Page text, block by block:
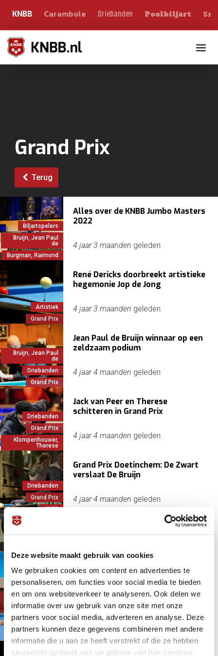
Deze website maakt gebruik van cookies
We gebruiken cookies om content en advertenties te
personaliseren, om functies voor social media te bieden
en om ons websiteverkeer te analyseren. Ook delen we
informatie over uw gebruik van onze site met onze
partners voor social media, adverteren en analyse. Deze
partners kunnen deze gegevens combineren met andere
informatie die u aan ze heeft verstrekt of die ze hebben
verzameld op basis van uw gebruik van hun services.
KNBB Carambole Driebanden Poolbiljart
Grand Prix
Terug
Biljartspelers
Bruijn, Jean Paul
de
Burgman, Raimond
Alles over de KNBB Jumbo Masters
2022
4 jaar 3 maanden geleden
Artistiek
Grand Prix
René Dericks doorbreekt artistieke
hegemonie Jop de Jong
4 jaar 3 maanden geleden
Bruijn, Jean Paul
de
Driebanden
Grand Prix
Jean Paul de Bruijn winnaar op een
zeldzaam podium
4 jaar 4 maanden geleden
Driebanden
Grand Prix
Klompenhouwer,
Therese
Jack van Peer en Therese
schitteren in Grand Prix
4 jaar 4 maanden geleden
Driebanden
Grand Prix
KNBB
Grand Prix Doetinchem: De Zwart
verslaat De Bruijn
4 jaar 4 maanden geleden
Grand Prix
Zuijkerbuijk en Van Wijk uitblinkers
in GP Doetinchem
4 jaar 4 maanden
Jop de Jong en Sander Jonen stelen
show in GP Artistiek
4 jaar 5 maandengeleden